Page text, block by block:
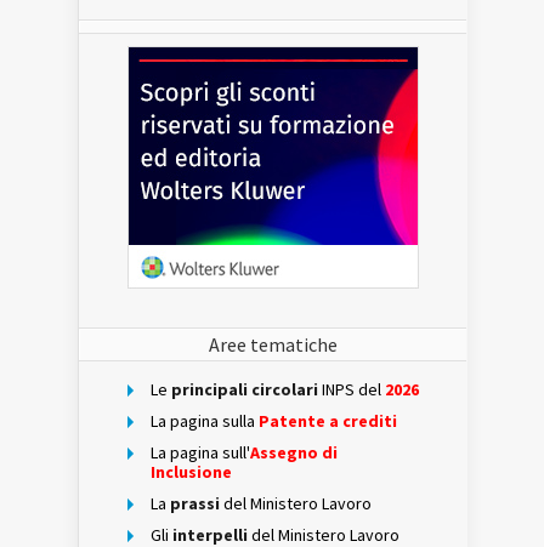
Aree tematiche
Le principali circolari INPS del 2026
La pagina sulla Patente a crediti
La pagina sull'Assegno di
Inclusione
La prassi del Ministero Lavoro
Gli interpelli del Ministero Lavoro